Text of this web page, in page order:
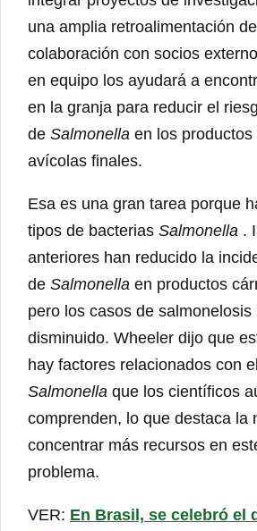
una amplia retroalimentación
colaboración con socios
en equipo los ayudará a
en la granja para reducir el
de Salmonella en los
avícolas finales.
Esa es una gran tarea porque
tipos de bacterias Salmonella .
anteriores han reducido la
de Salmonella en productos
pero los casos de salmonelosis
disminuido. Wheeler dijo que
hay factores relacionados con
Salmonella que los científicos
comprenden, lo que destaca la
concentrar más recursos en
problema.
VER: En Brasil, se celebró el